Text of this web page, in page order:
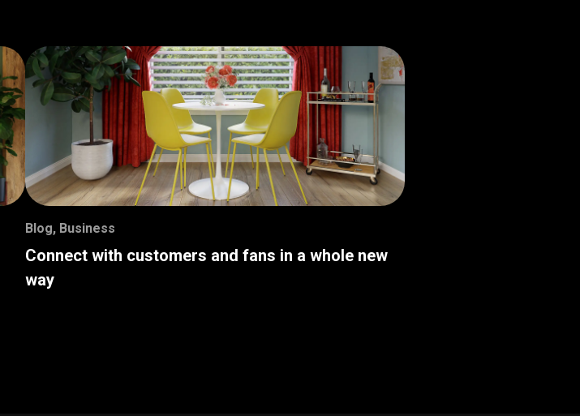
Blog, Business
Connect with customers and fans in a whole new
way